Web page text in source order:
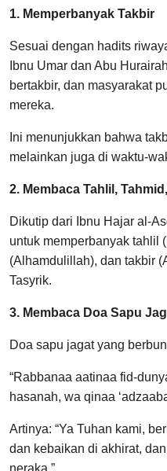
1. Memperbanyak Takbir
Sesuai dengan hadits
Ibnu Umar dan Abu
bertakbir, dan masyarakat
mereka.
Ini menunjukkan bahwa
melainkan juga di waktu-
2. Membaca Tahlil,
Dikutip dari Ibnu Hajar al-
untuk memperbanyak tahlil
(Alhamdulillah), dan takbir
Tasyrik.
3. Membaca Doa Sapu
Doa sapu jagat yang
“Rabbanaa aatinaa fid-
hasanah, wa qinaa
Artinya: “Ya Tuhan kami,
dan kebaikan di akhirat,
neraka.”